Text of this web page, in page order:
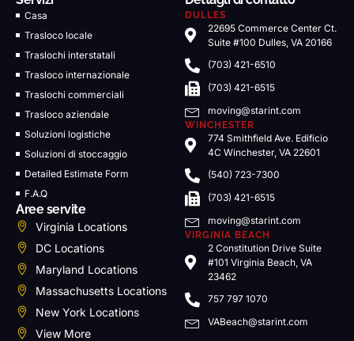
Casa
Trasloco locale
Traslochi interstatali
Trasloco internazionale
Traslochi commerciali
Trasloco aziendale
Soluzioni logistiche
Soluzioni di stoccaggio
Detailed Estimate Form
F.A.Q
Aree servite
Virginia Locations
DC Locations
Maryland Locations
Massachusetts Locations
New York Locations
View More
DULLES
22695 Commerce Center Ct.
Suite #100 Dulles, VA 20166
(703) 421-6510
(703) 421-6515
moving@starint.com
WINCHESTER
774 Smithfield Ave. Edificio
4C Winchester, VA 22601
(540) 723-7300
(703) 421-6515
moving@starint.com
VIRGINIA BEACH
2 Constitution Drive Suite
#101 Virginia Beach, VA
23462
757 797 1070
VABeach@starint.com